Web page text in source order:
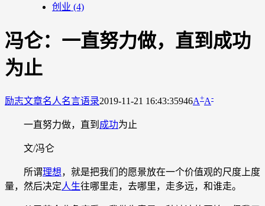
创业 (4)
冯仑：一直努力做，直到成功
为止
励志文章名人名言语录2019-11-21 16:43:35946A+A-
一直努力做，直到 成功为止
文/冯仑
所谓理想，就是把我们的愿景放在一个价值观的尺度上度
量，然后决定人生往哪里走，去哪里，走多远，和谁走。